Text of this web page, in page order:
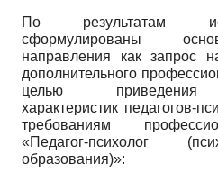
По результатам
сформулированы
направления как запрос
дополнительного
целью приведения
характеристик педагогов-
требованиям
«Педагог-психолог
образования)»: